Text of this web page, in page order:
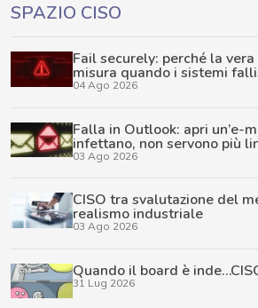
SPAZIO CISO
Fail securely: perché la vera
misura quando i sistemi
04 Ago 2026
Falla in Outlook: apri un’e-
infettano, non servono più
03 Ago 2026
CISO tra svalutazione del
realismo industriale
03 Ago 2026
Quando il board è
31 Lug 2026